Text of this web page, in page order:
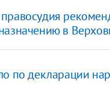
в
по декларации